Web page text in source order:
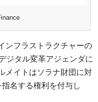
ンフラストラクチャーの
ジタル変革アジェンダに
メイトはソラナ財団に対
名する権利を付与し